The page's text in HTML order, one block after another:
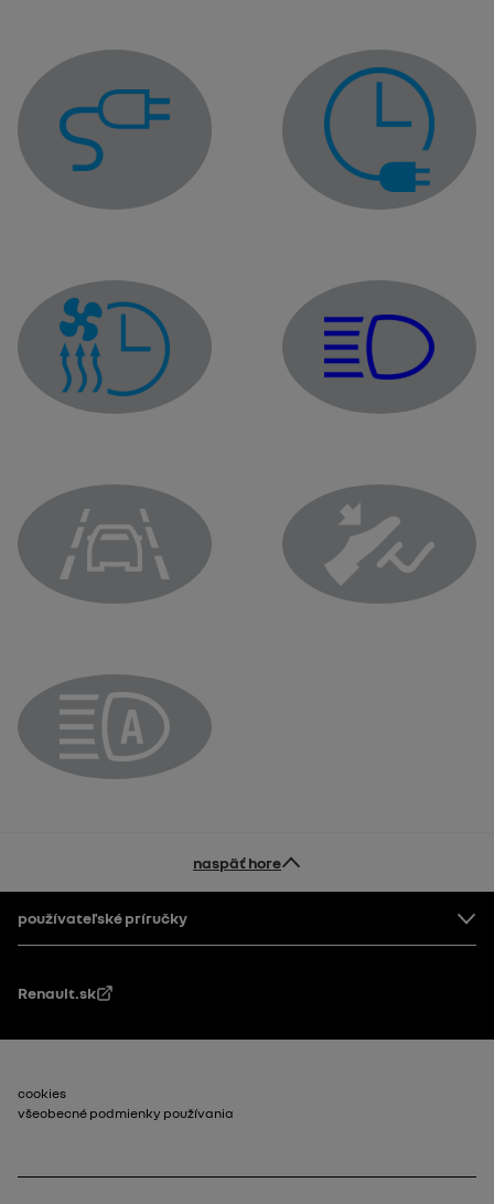
Kontrolka zapojenia napájacieho kábla
Výstražná kontrolka
Indikátor programovania klimatizácie
Kontrolka diaľkových
Indikátor systému opustenia jazdného pruhuVýstražné svetlo
Kontrolka automatických diaľkových svetiel
naspäť hore
Pätička
používateľské príručky
Renault.sk
Footer_2
cookies
všeobecné podmienky používania